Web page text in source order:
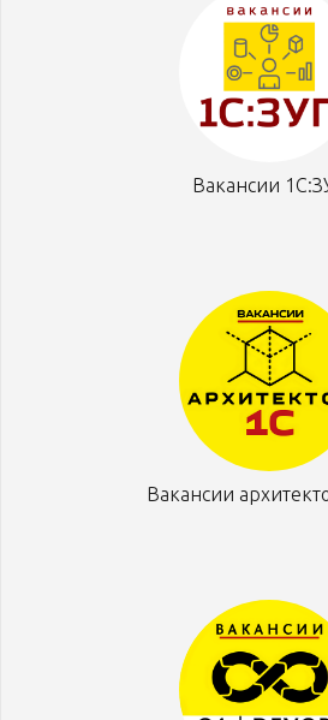
Вакансии
Вакансии